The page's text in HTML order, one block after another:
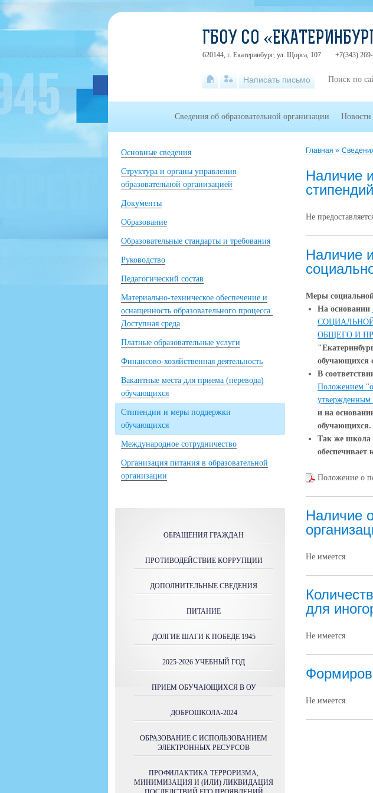
Главная »
Наличие
стипендий
Не
Наличие
Меры
На основании
ОБЩЕГО И
обучающихся
В
Положением "о
утвержденным
и на
обучающихся.
Так же школа
Положение о
Наличие
Не имеется
для
Не имеется
Не имеется
Основные сведения
Структура и органы управления
образовательной организацией
Документы
Образование
Образовательные стандарты и требования
Руководство
Педагогический состав
Материально-техническое обеспечение и
оснащенность образовательного процесса.
Доступная среда
Платные образовательные услуги
Финансово-хозяйственная деятельность
Вакантные места для приема (перевода)
обучающихся
Стипендии и меры поддержки
обучающихся
Международное сотрудничество
Организация питания в образовательной
организации
ОБРАЩЕНИЯ ГРАЖДАН
ПРОТИВОДЕЙСТВИЕ КОРРУПЦИИ
ДОПОЛНИТЕЛЬНЫЕ СВЕДЕНИЯ
ПИТАНИЕ
ДОЛГИЕ ШАГИ К ПОБЕДЕ 1945
2025-2026 УЧЕБНЫЙ ГОД
ПРИЕМ ОБУЧАЮЩИХСЯ В ОУ
ДОБРОШКОЛА-2024
ОБРАЗОВАНИЕ С ИСПОЛЬЗОВАНИЕМ
ЭЛЕКТРОННЫХ РЕСУРСОВ
ПРОФИЛАКТИКА ТЕРРОРИЗМА,
МИНИМИЗАЦИЯ И (ИЛИ) ЛИКВИДАЦИЯ
ГБОУ СО
620144, г. Екатеринбург, ул. Щорса, 107 +7(343)
Написать письмо
Сведения об образовательной организации Новости